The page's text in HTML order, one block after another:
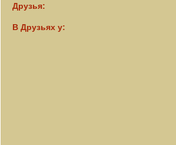
Друзья:
В Друзьях у: